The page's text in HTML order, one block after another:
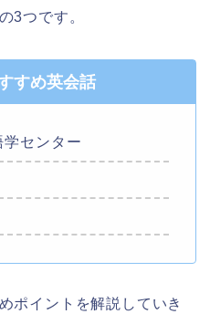
3つです。
すめ英会話
センター
ポイントを解説していき